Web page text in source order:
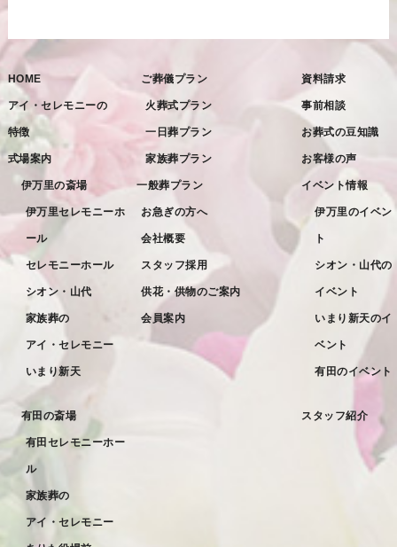
2022年11月
2022年10月
2022年9月
2022年8月
2022年7月
2022年6月
2022年5月
2022年4月
2022年1月
2021年11月
2021年10月
2021年9月
2021年8月
HOME
アイ・セレモニーの
特徴
式場案内
伊万里の斎場
伊万里セレモニーホ
ール
セレモニーホール
シオン・山代
家族葬の
アイ・セレモニー
いまり新天
有田の斎場
有田セレモニーホー
ル
家族葬の
アイ・セレモニー
ご葬儀プラン
火葬式プラン
一日葬プラン
家族葬プラン
一般葬プラン
お急ぎの方へ
会社概要
スタッフ採用
供花・供物のご案内
会員案内
資料請求
事前相談
お葬式の豆知識
お客様の声
イベント情報
伊万里のイベン
ト
シオン・山代の
イベント
いまり新天のイ
ベント
有田のイベント
スタッフ紹介